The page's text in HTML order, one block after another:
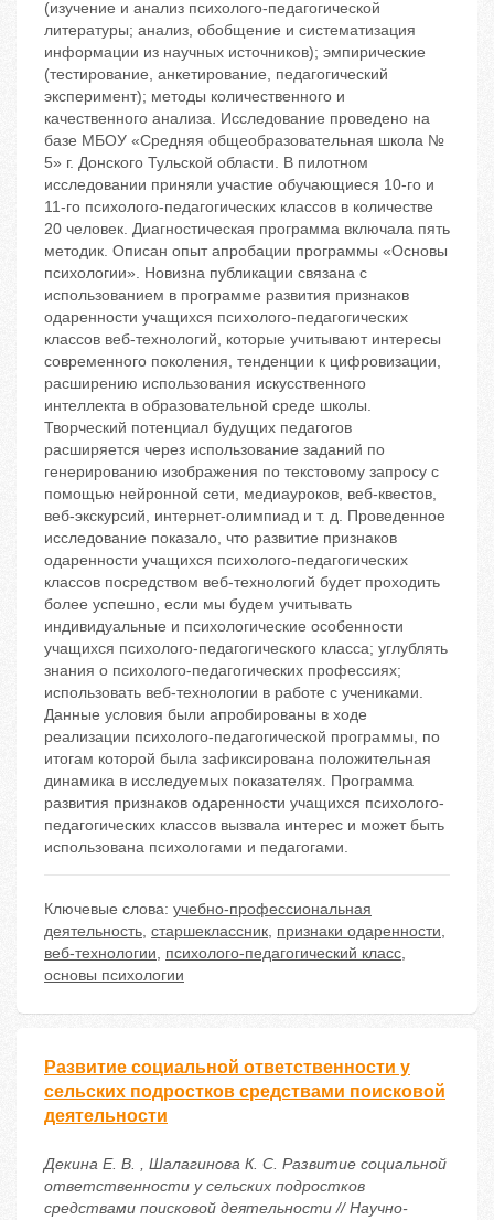
(изучение и анализ психолого-педагогической
литературы; анализ, обобщение и систематизация
информации из научных источников); эмпирические
(тестирование, анкетирование, педагогический
эксперимент); методы количественного и
качественного анализа. Исследование проведено на
базе МБОУ «Средняя общеобразовательная школа №
5» г. Донского Тульской области. В пилотном
исследовании приняли участие обучающиеся 10-го и
11-го психолого-педагогических классов в количестве
20 человек. Диагностическая программа включала пять
методик. Описан опыт апробации программы «Основы
психологии». Новизна публикации связана с
использованием в программе развития признаков
одаренности учащихся психолого-педагогических
классов веб-технологий, которые учитывают интересы
современного поколения, тенденции к цифровизации,
расширению использования искусственного
интеллекта в образовательной среде школы.
Творческий потенциал будущих педагогов
расширяется через использование заданий по
генерированию изображения по текстовому запросу с
помощью нейронной сети, медиауроков, веб-квестов,
веб-экскурсий, интернет-олимпиад и т. д. Проведенное
исследование показало, что развитие признаков
одаренности учащихся психолого-педагогических
классов посредством веб-технологий будет проходить
более успешно, если мы будем учитывать
индивидуальные и психологические особенности
учащихся психолого-педагогического класса; углублять
знания о психолого-педагогических профессиях;
использовать веб-технологии в работе с учениками.
Данные условия были апробированы в ходе
реализации психолого-педагогической программы, по
итогам которой была зафиксирована положительная
динамика в исследуемых показателях. Программа
развития признаков одаренности учащихся психолого-
педагогических классов вызвала интерес и может быть
использована психологами и педагогами.
Ключевые слова: учебно-профессиональная
деятельность, старшеклассник, признаки одаренности,
веб-технологии, психолого-педагогический класс,
основы психологии
Развитие социальной ответственности у
сельских подростков средствами поисковой
деятельности
Декина Е. В. , Шалагинова К. С. Развитие социальной
ответственности у сельских подростков
средствами поисковой деятельности // Научно-